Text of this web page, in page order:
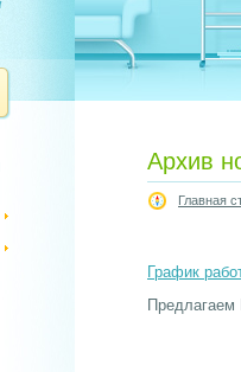
Архив
Главная
График
Предлагаем